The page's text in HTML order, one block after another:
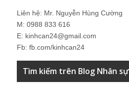
Liên hệ: Mr. Nguyễn Hùng Cường
M: 0988 833 616
E: kinhcan24@gmail.com
Fb: fb.com/kinhcan24
Tìm kiếm trên Blog Nhân sự